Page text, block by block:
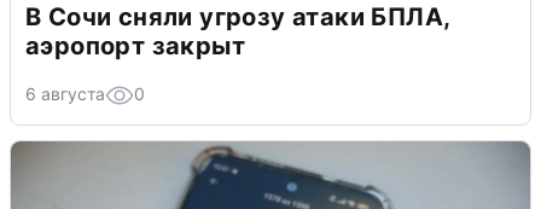
В Сочи сняли угрозу атаки БПЛА,
аэропорт закрыт
6 августа 0